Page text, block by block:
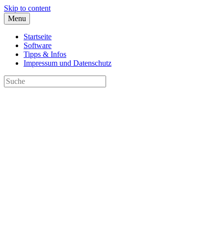
Skip to content
Menu
Startseite
Software
Tipps & Infos
Impressum und Datenschutz